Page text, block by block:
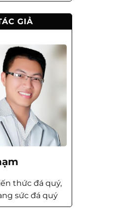
GIẢ
thức đá quý,
sức đá quý